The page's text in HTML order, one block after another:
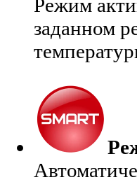
Режим
заданном